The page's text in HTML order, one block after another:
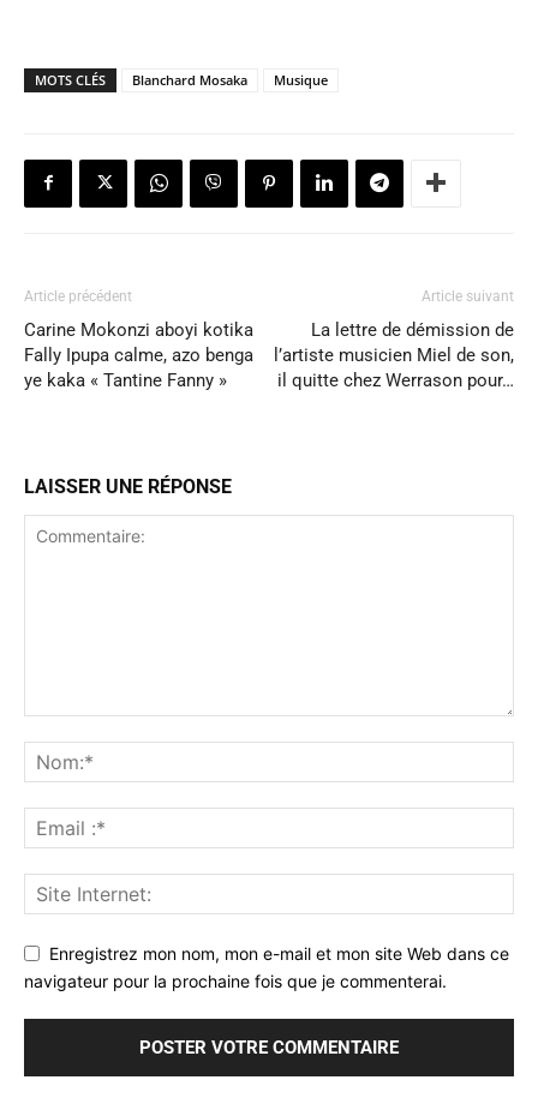
MOTS CLÉS Blanchard Mosaka Musique
Article précédent
Carine Mokonzi aboyi kotika
Fally Ipupa calme, azo benga
ye kaka « Tantine Fanny »
Article suivant
La lettre de démission de
l’artiste musicien Miel de son,
il quitte chez Werrason pour…
LAISSER UNE RÉPONSE
Enregistrez mon nom, mon e-mail et mon site Web dans ce
navigateur pour la prochaine fois que je commenterai.